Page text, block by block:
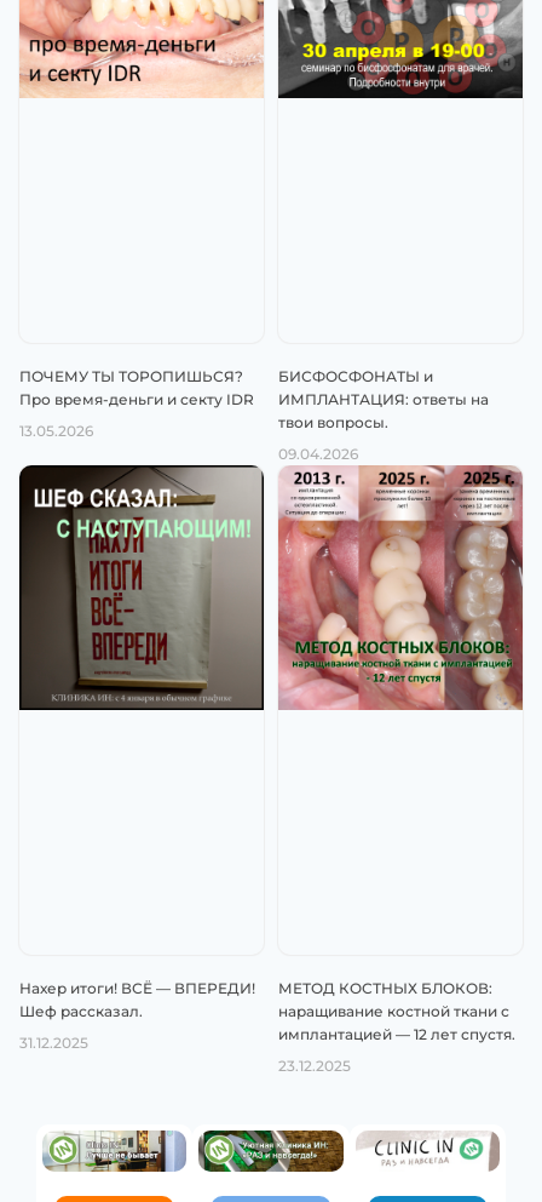
ПОЧЕМУ ТЫ ТОРОПИШЬСЯ?
Про время-деньги и секту IDR
13.05.2026
БИСФОСФОНАТЫ и
ИМПЛАНТАЦИЯ: ответы на
твои вопросы.
09.04.2026
Нахер итоги! ВСЁ — ВПЕРЕДИ!
Шеф рассказал.
31.12.2025
МЕТОД КОСТНЫХ БЛОКОВ:
наращивание костной ткани с
имплантацией — 12 лет спустя.
23.12.2025